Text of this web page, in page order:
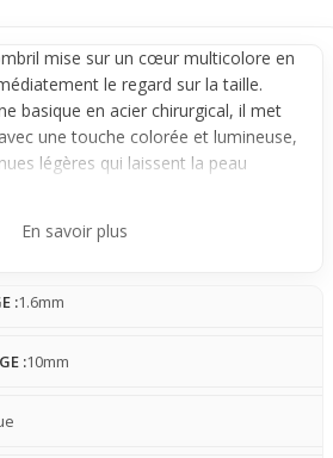
mise sur un cœur multicolore en
le regard sur la taille.
basique en acier chirurgical, il met
une touche colorée et lumineuse,
légères qui laissent la peau
bijou reste bien en place une fois
il est conseillé de faire attention
une présence visible, mais sans
ce piercing est idéal à porter en
En savoir plus
:1.6mm
:10mm